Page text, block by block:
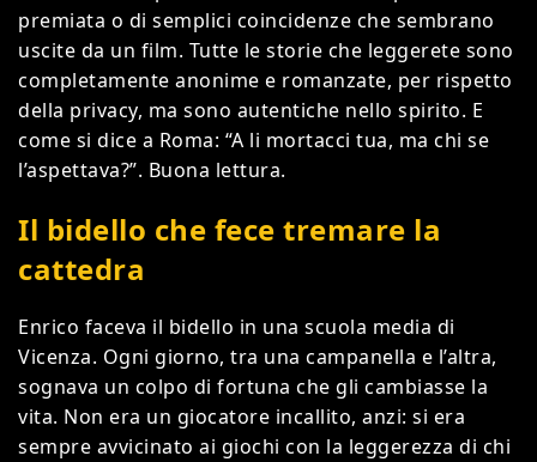
premiata o di semplici coincidenze che sembrano
uscite da un film. Tutte le storie che leggerete sono
completamente anonime e romanzate, per rispetto
della privacy, ma sono autentiche nello spirito. E
come si dice a Roma: “A li mortacci tua, ma chi se
l’aspettava?”. Buona lettura.
Il bidello che fece tremare la
cattedra
Enrico faceva il bidello in una scuola media di
Vicenza. Ogni giorno, tra una campanella e l’altra,
sognava un colpo di fortuna che gli cambiasse la
vita. Non era un giocatore incallito, anzi: si era
sempre avvicinato ai giochi con la leggerezza di chi